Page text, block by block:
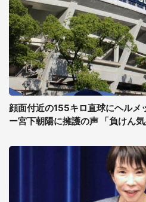
顔面付近の155キロ直球にヘルメ
ー宮下朝陽に擁護の声 「負けん